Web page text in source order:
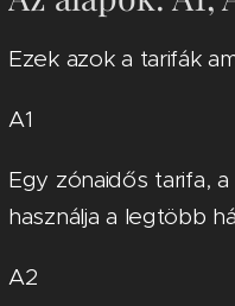
Ezek azok a tarifák
A1
Egy zónaidős tarifa,
használja a legtöbb
A2